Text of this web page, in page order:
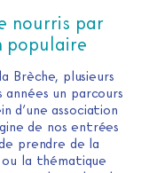
nourris par
populaire
Brèche, plusieurs
un parcours
d’une association
de nos entrées
prendre de la
la thématique